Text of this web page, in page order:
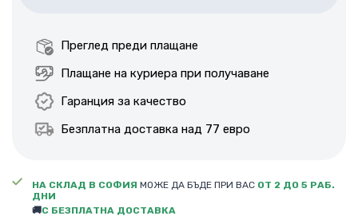
НА СКЛАД В СОФИЯ МОЖЕ ДА БЪДЕ ПРИ ВАС ОТ 2 ДО 5 РАБ.
ДНИ
🚚С БЕЗПЛАТНА ДОСТАВКА
моля да се свържете с наш консултант по телефон
Преглед преди плащане
Плащане на куриера при получаване
Гаранция за качество
Безплатна доставка над 77 евро